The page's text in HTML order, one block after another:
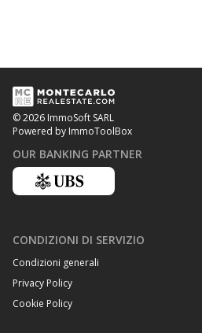
© 2026 ImmoSoft SARL
Powered by ImmoToolBox
OUR BANKING PARTNER
CONDIZIONI DI SERVIZIO
Condizioni generali
Privacy Policy
Cookie Policy